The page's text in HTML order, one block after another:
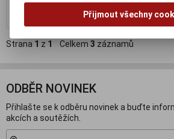
Koupit
Strana 1 z 1 Celkem 3 záznamů
ODBĚR NOVINEK
Přihlašte se k odběru novinek a buďte
akcích a soutěžích.
Přijmout všechny